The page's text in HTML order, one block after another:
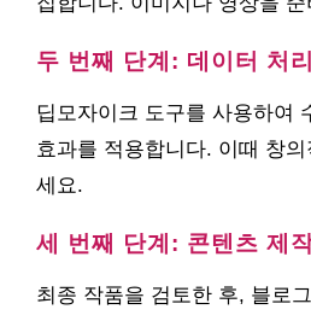
두 번째 단계: 데이터 처리
딥모자이크 도구를 사용하여
효과를 적용합니다. 이때 창
세요.
세 번째 단계: 콘텐츠 제작
최종 작품을 검토한 후, 블로